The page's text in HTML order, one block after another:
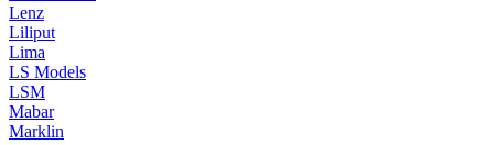
Lenz
Liliput
Lima
LS Models
LSM
Mabar
Marklin